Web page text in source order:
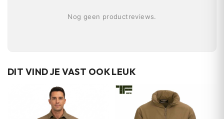
Nog geen productreviews.
DIT VIND JE VAST OOK LEUK